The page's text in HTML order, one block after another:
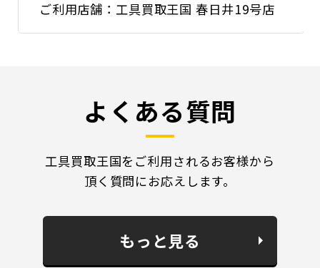
ご利用店舗：工具買取王国 春日井19号店
よくある質問
工具買取王国をご利用されるお客様から
頂く質問にお応えします。
もっと見る